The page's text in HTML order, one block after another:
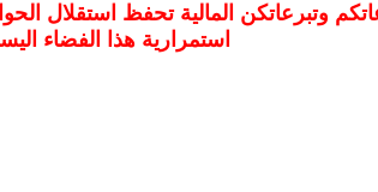
وتبرعاتكن المالية تحفظ استقلال
استمرارية هذا الفضاء